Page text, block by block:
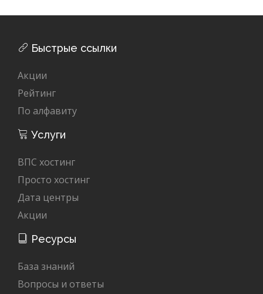
Быстрые ссылки
Акции
Рейтинг
По алфавиту
Услуги
ВПС хостинг
Просто хостинг
Дата центры
Акции
Ресурсы
База знаний
Вопросы и ответы